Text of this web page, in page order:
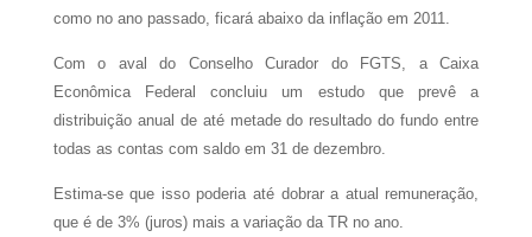
como no ano passado, ficará abaixo da inflação em 2011.
Com o aval do Conselho Curador do FGTS, a Caixa
Econômica Federal concluiu um estudo que prevê a
distribuição anual de até metade do resultado do fundo entre
todas as contas com saldo em 31 de dezembro.
Estima-se que isso poderia até dobrar a atual remuneração,
que é de 3% (juros) mais a variação da TR no ano.